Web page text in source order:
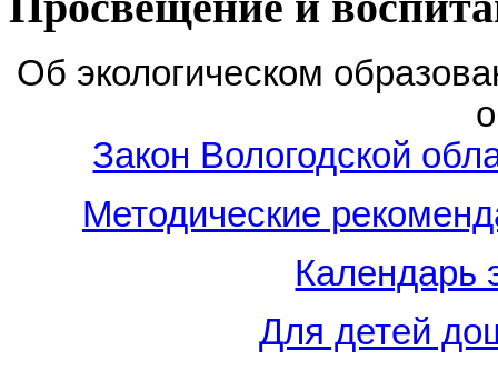
Об экологическом
Закон Вологодской
Методические
Календарь
Для детей